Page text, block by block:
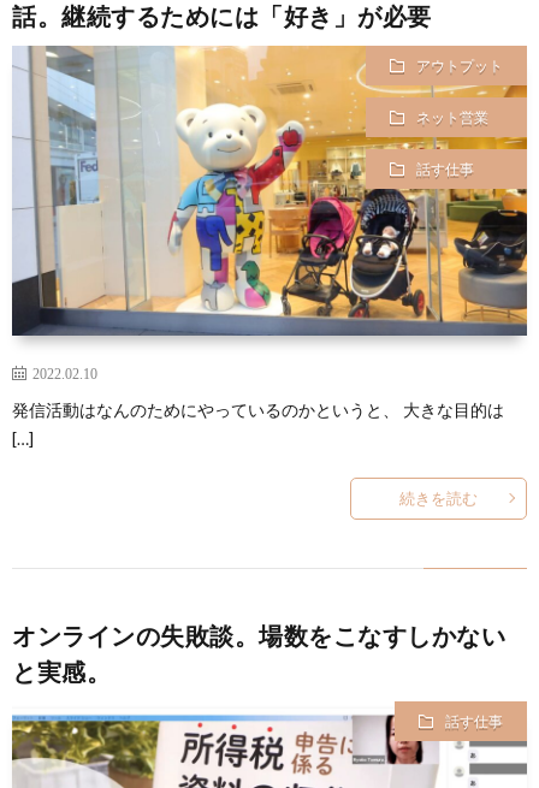
話。継続するためには「好き」が必要
アウトプット
ネット営業
話す仕事
2022.02.10
発信活動はなんのためにやっているのかというと、 大きな目的は
[…]
続きを読む
オンラインの失敗談。場数をこなすしかない
と実感。
話す仕事